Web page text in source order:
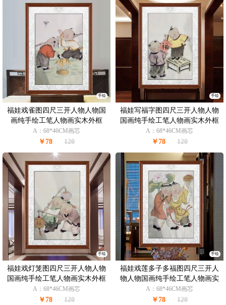
手绘
福娃戏雀图四尺三开人物人物国
画纯手绘工笔人物画实木外框
A：68*46CM画芯
￥78 120
手绘
福娃写福字图四尺三开人物人物
国画纯手绘工笔人物画实木外框
A：68*46CM画芯
￥78 120
手绘
福娃戏灯笼图四尺三开人物人物
国画纯手绘工笔人物画实木外框
A：68*46CM画芯
￥78 120
手绘
福娃戏莲多子多福图四尺三开人
物人物国画纯手绘工笔人物画实
木外框
A：68*46CM画芯
￥78 120